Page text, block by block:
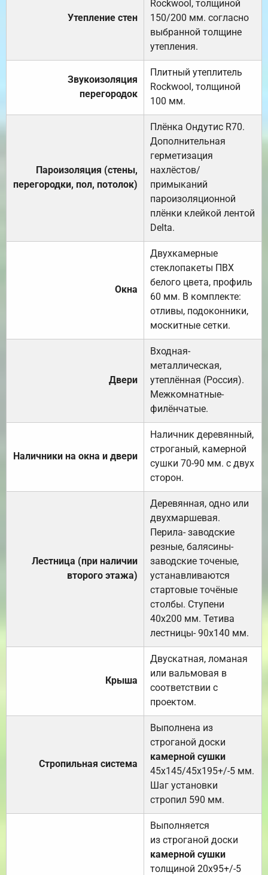
Утепление стен
Rockwool, толщиной
150/200 мм. согласно
выбранной толщине
утепления.
Звукоизоляция
перегородок
Плитный утеплитель
Rockwool, толщиной
100 мм.
Пароизоляция (стены,
перегородки, пол, потолок)
Плёнка Ондутис R70.
Дополнительная
герметизация
нахлёстов/
примыканий
пароизоляционной
плёнки клейкой лентой
Delta.
Окна
Двухкамерные
стеклопакеты ПВХ
белого цвета, профиль
60 мм. В комплекте:
отливы, подоконники,
москитные сетки.
Двери
Входная-
металлическая,
утеплённая (Россия).
Межкомнатные-
филёнчатые.
Наличники на окна и двери
Наличник деревянный,
строганый, камерной
сушки 70-90 мм. с двух
сторон.
Лестница (при наличии
второго этажа)
Деревянная, одно или
двухмаршевая.
Перила- заводские
резные, балясины-
заводские точеные,
устанавливаются
стартовые точёные
столбы. Ступени
40х200 мм. Тетива
лестницы- 90х140 мм.
Крыша
Двускатная, ломаная
или вальмовая в
соответствии с
проектом.
Стропильная система
Выполнена из
строганой доски
камерной сушки
45х145/45х195+/-5 мм.
Шаг установки
стропил 590 мм.
Выполняется
из строганой доски
камерной сушки
толщиной 20х95+/-5